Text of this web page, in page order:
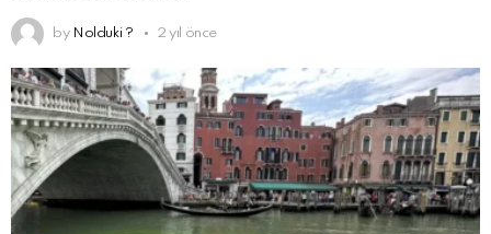
by Nolduki ? 2 yıl önce